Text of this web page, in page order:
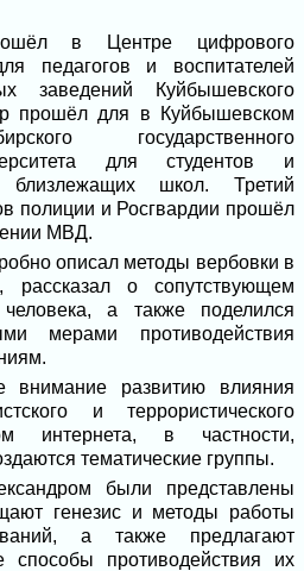
в Центре цифрового
педагогов и воспитателей
заведений Куйбышевского
прошёл для в Куйбышевском
государственного
для студентов и
близлежащих школ. Третий
полиции и Росгвардии прошёл
МВД.
описал методы вербовки в
рассказал о сопутствующем
а также поделился
мерами противодействия
внимание развитию влияния
и террористического
интернета, в частности,
тематические группы.
были представлены
генезис и методы работы
а также предлагают
способы противодействия их